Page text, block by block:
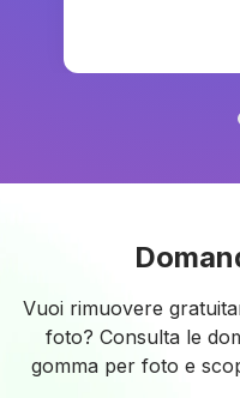
Vuoi rimuovere
foto? Consulta le
gomma per foto e